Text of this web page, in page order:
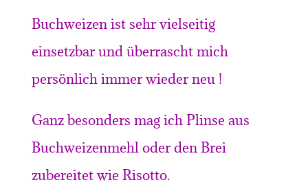
Buchweizen ist sehr vielseitig
einsetzbar und überrascht mich
persönlich immer wieder neu !
Ganz besonders mag ich Plinse aus
Buchweizenmehl oder den Brei
zubereitet wie Risotto.